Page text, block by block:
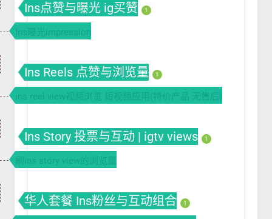
Ins点赞与曝光 ig买赞 1
Ins曝光impression
Ins Reels 点赞与浏览量 1
ins reel view视频浏览 短视频应用(特价产品 无售后)
Ins Story 投票与互动 | igtv views 1
刷ins story view的浏览量
华人套餐 Ins粉丝与互动组合 1